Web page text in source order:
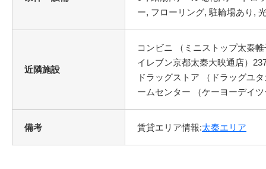
ー, フローリング, 駐輪場あり,
近隣施設
コンビニ （ミニストップ太秦
イレブン京都太秦大映通店）
ドラッグストア （ドラッグユ
ームセンター （ケーヨーデイ
備考 賃貸エリア情報:太秦エリア